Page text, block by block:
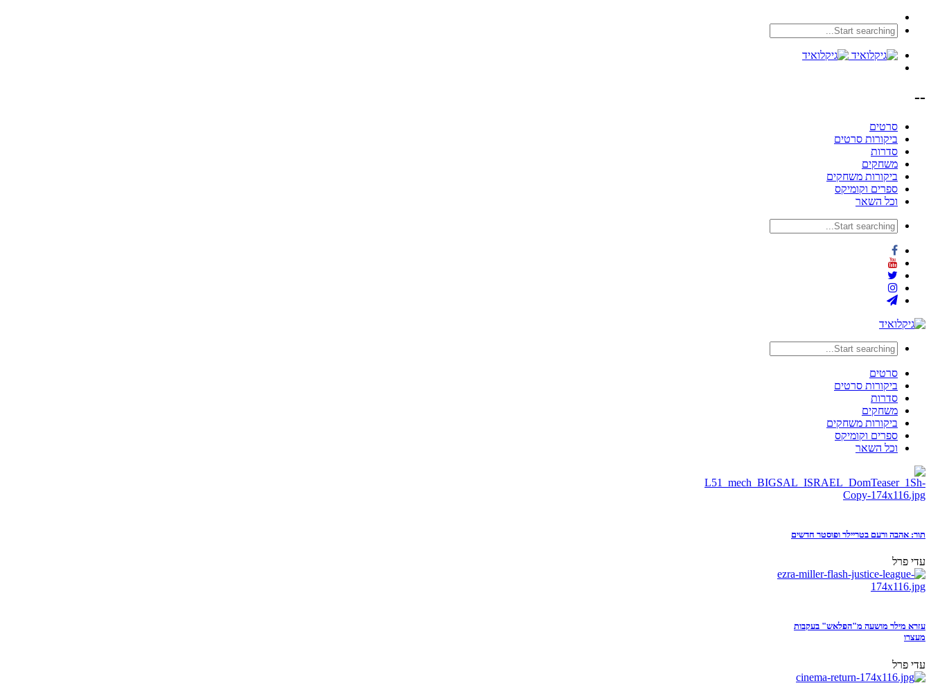
--
סרטים
ביקורות סרטים
סדרות
משחקים
ביקורות משחקים
ספרים וקומיקס
וכל השאר
סרטים
ביקורות סרטים
סדרות
משחקים
ביקורות משחקים
ספרים וקומיקס
וכל השאר
תור: אהבה ורעם בטריילר ופוסטר חדשים
עדי פרל
עזרא מילר מושעה מ"הפלאש" בעקבות
מעצרו
עדי פרל